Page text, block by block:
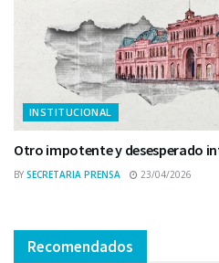
INSTITUCIONAL
Otro impotente y desesperado
BY SECRETARIA PRENSA 23/04/2026
Recomendados